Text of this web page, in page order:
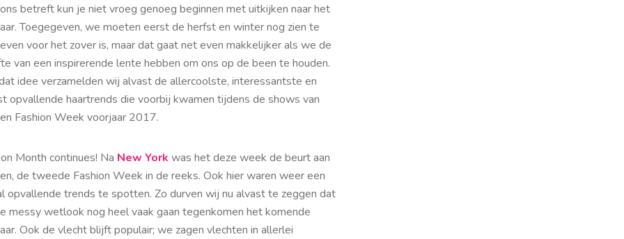
betreft kun je niet vroeg genoeg beginnen met uitkijken naar het
Toegegeven, we moeten eerst de herfst en winter nog zien te
voor het zover is, maar dat gaat net even makkelijker als we de
van een inspirerende lente hebben om ons op de been te houden.
idee verzamelden wij alvast de allercoolste, interessantste en
opvallende haartrends die voorbij kwamen tijdens de shows van
Fashion Week voorjaar 2017.
Month continues! Na New York was het deze week de beurt aan
de tweede Fashion Week in de reeks. Ook hier waren weer een
opvallende trends te spotten. Zo durven wij nu alvast te zeggen dat
messy wetlook nog heel vaak gaan tegenkomen het komende
Ook de vlecht blijft populair; we zagen vlechten in allerlei